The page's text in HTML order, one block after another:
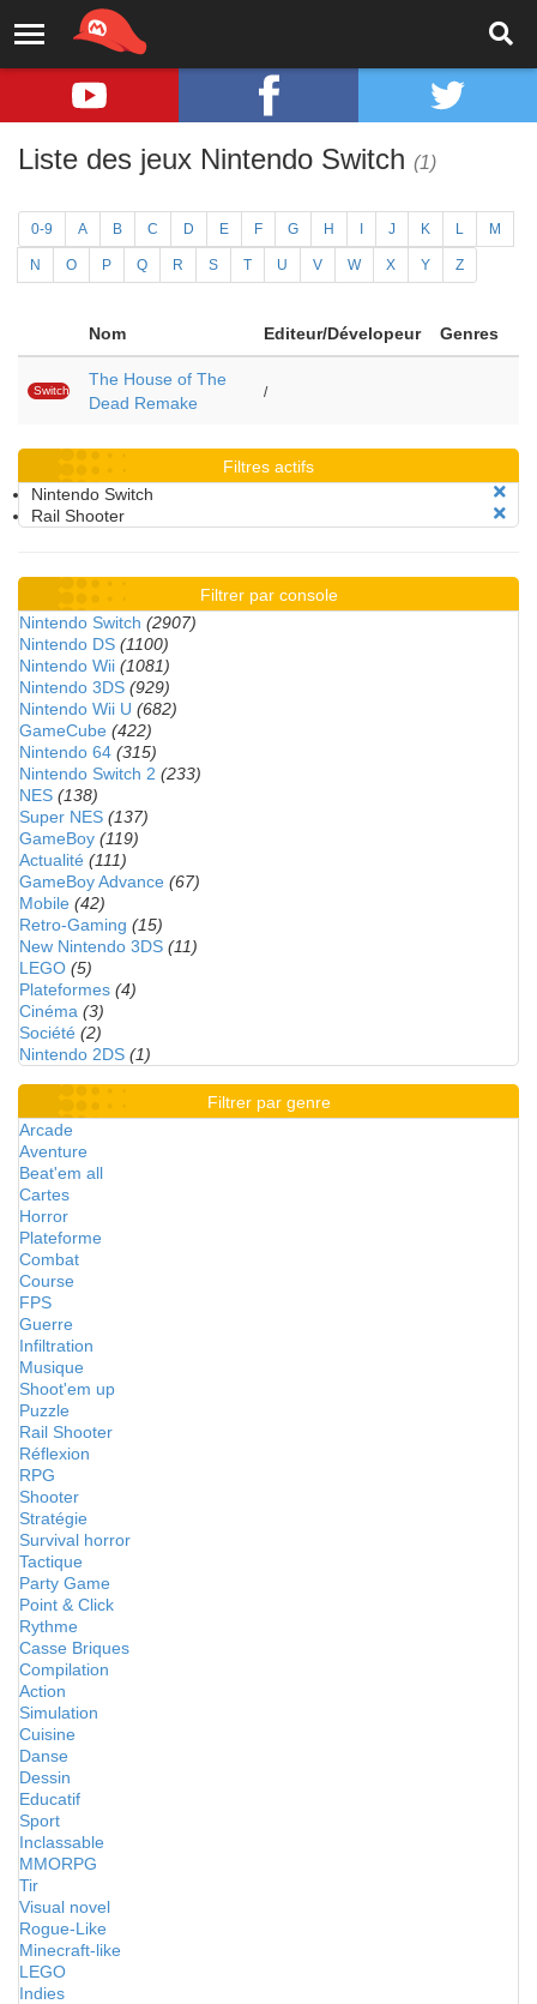
Liste des jeux Nintendo Switch (1)
0-9 A B C D E F G H J K L M
N O P Q R S T U V W X Y Z
Nom Editeur/Dévelopeur Genres
Switch
The House of The
Dead Remake
/
Filtres actifs
Nintendo Switch
Rail Shooter
Filtrer par console
Nintendo Switch (2907)
Nintendo DS (1100)
Nintendo Wii (1081)
Nintendo 3DS (929)
Nintendo Wii U (682)
GameCube (422)
Nintendo 64 (315)
Nintendo Switch 2 (233)
NES (138)
Super NES (137)
GameBoy (119)
Actualité (111)
GameBoy Advance (67)
Mobile (42)
Retro-Gaming (15)
New Nintendo 3DS (11)
LEGO (5)
Plateformes (4)
Cinéma (3)
Société (2)
Nintendo 2DS (1)
Filtrer par genre
Arcade
Aventure
Beat'em all
Cartes
Horror
Plateforme
Combat
Course
FPS
Guerre
Infiltration
Musique
Shoot'em up
Puzzle
Rail Shooter
Réflexion
RPG
Shooter
Stratégie
Survival horror
Tactique
Party Game
Point & Click
Rythme
Casse Briques
Compilation
Action
Simulation
Cuisine
Danse
Dessin
Educatif
Sport
Inclassable
MMORPG
Tir
Visual novel
Rogue-Like
Minecraft-like
LEGO
Indies